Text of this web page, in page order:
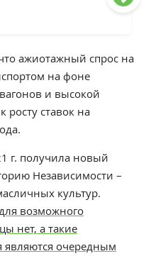
ажиотажный спрос на
на фоне
и высокой
росту ставок на
г. получила новый
Независимости –
культур.
возможного
нет, а такие
очередным